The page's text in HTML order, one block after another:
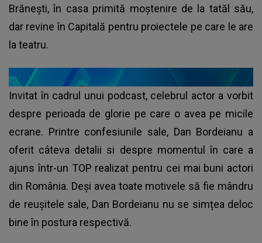
Brănești, în casa primită moștenire de la tatăl său,
dar revine în Capitală pentru proiectele pe care le are
la teatru.
Invitat în cadrul unui podcast, celebrul actor a vorbit
despre perioada de glorie pe care o avea pe micile
ecrane. Printre confesiunile sale, Dan Bordeianu a
oferit câteva detalii si despre momentul în care a
ajuns într-un TOP realizat pentru cei mai buni actori
din România. Deși avea toate motivele să fie mândru
de reușitele sale, Dan Bordeianu nu se simțea deloc
bine în postura respectivă.